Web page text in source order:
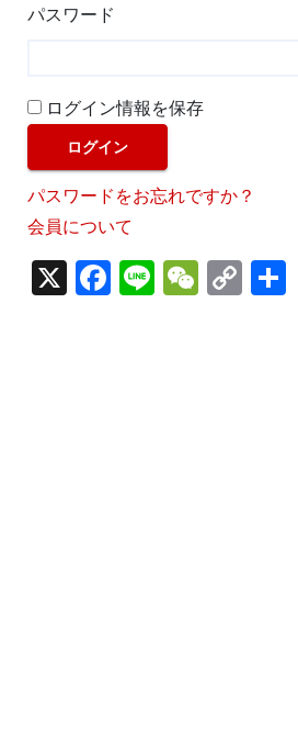
パスワード
ログイン情報を保存
パスワードをお忘れですか？
会員について
X F
a
Li
n
W
e
C
o